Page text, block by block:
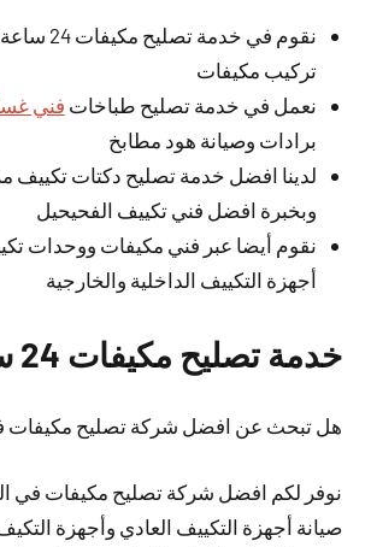
نقوم في
تركيب مكيفات
نعمل في خدمة تصليح طباخات فني
برادات وصيانة هود مطابخ
لدينا افضل خدمة تصليح دكتات تكييف
وبخبرة افضل فني تكييف الفحيحيل
نقوم أيضا عبر فني مكيفات ووحدات
أجهزة التكييف الداخلية والخارجية
خدمة تصليح مكيفات 24 ساعة
هل تبحث عن افضل شركة تصليح مكيفات
نوفر لكم افضل شركة تصليح مكيفات في
صيانة أجهزة التكييف العادي وأجهزة